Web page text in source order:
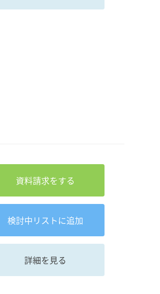
資料請求をする
検討中リストに追加
詳細を見る